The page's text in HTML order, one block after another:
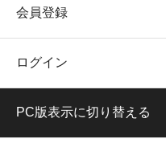
会員登録
ログイン
PC版表示に切り替える